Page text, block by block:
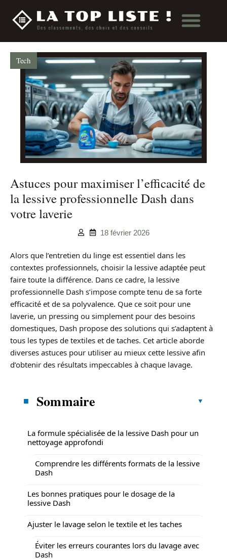
Tech
Astuces pour maximiser l’efficacité de
la lessive professionnelle Dash dans
votre laverie
18 février 2026
Alors que l’entretien du linge est essentiel dans les
contextes professionnels, choisir la lessive adaptée peut
faire toute la différence. Dans ce cadre, la lessive
professionnelle Dash s’impose compte tenu de sa forte
efficacité et de sa polyvalence. Que ce soit pour une
laverie, un pressing ou simplement pour des besoins
domestiques, Dash propose des solutions qui s’adaptent à
tous les types de textiles et de taches. Cet article aborde
diverses astuces pour utiliser au mieux cette lessive afin
d’obtenir des résultats impeccables à chaque lavage.
Sommaire
La formule spécialisée de la lessive Dash pour un
nettoyage approfondi
Comprendre les différents formats de la lessive
Dash
Les bonnes pratiques pour le dosage de la
lessive Dash
Ajuster le lavage selon le textile et les taches
Éviter les erreurs courantes lors du lavage avec
Dash